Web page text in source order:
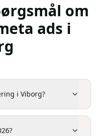
om
ads i
i Viborg?